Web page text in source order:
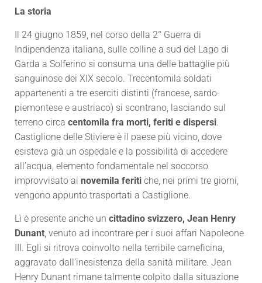
La storia
Il 24 giugno 1859, nel corso della 2° Guerra di
Indipendenza italiana, sulle colline a sud del Lago di
Garda a Solferino si consuma una delle battaglie più
sanguinose dei XIX secolo. Trecentomila soldati
appartenenti a tre eserciti distinti (francese, sardo-
piemontese e austriaco) si scontrano, lasciando sul
terreno circa centomila fra morti, feriti e dispersi.
Castiglione delle Stiviere è il paese più vicino, dove
esisteva già un ospedale e la possibilità di accedere
all’acqua, elemento fondamentale nel soccorso
improvvisato ai novemila feriti che, nei primi tre giorni,
vengono appunto trasportati a Castiglione.
Lì è presente anche un cittadino svizzero, Jean Henry
Dunant, venuto ad incontrare per i suoi affari Napoleone
III. Egli si ritrova coinvolto nella terribile carneficina,
aggravato dall’inesistenza della sanità militare. Jean
Henry Dunant rimane talmente colpito dalla situazione